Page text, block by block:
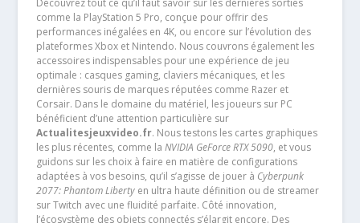
comme la PlayStation 5 Pro, conçue pour offrir des
performances inégalées en 4K, ou encore sur l’évolution des
plateformes Xbox et Nintendo. Nous couvrons également les
accessoires indispensables pour une expérience de jeu
optimale : casques gaming, claviers mécaniques, et les
dernières souris de marques réputées comme Razer et
Corsair. Dans le domaine du matériel, les joueurs sur PC
bénéficient d’une attention particulière sur
Actualitesjeuxvideo.fr. Nous testons les cartes graphiques
les plus récentes, comme la NVIDIA GeForce RTX 5090, et vous
guidons sur les choix à faire en matière de configurations
adaptées à vos besoins, qu’il s’agisse de jouer à Cyberpunk
2077: Phantom Libertyen ultra haute définition ou de streamer
sur Twitch avec une fluidité parfaite. Côté innovation,
l’écosystème des objets connectés s’élargit encore. Des